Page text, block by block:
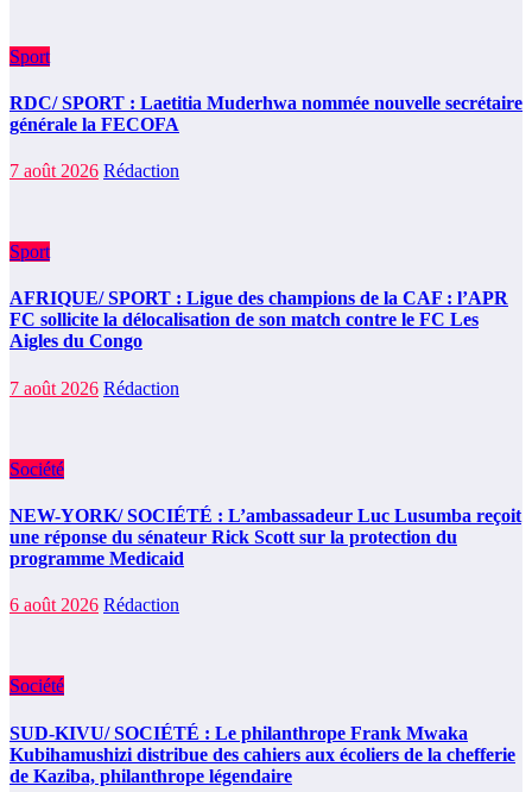
Sport
RDC/ SPORT : Laetitia Muderhwa nommée nouvelle secrétaire
générale la FECOFA
7 août 2026 Rédaction
Sport
AFRIQUE/ SPORT : Ligue des champions de la CAF : l’APR
FC sollicite la délocalisation de son match contre le FC Les
Aigles du Congo
7 août 2026 Rédaction
Société
NEW-YORK/ SOCIÉTÉ : L’ambassadeur Luc Lusumba reçoit
une réponse du sénateur Rick Scott sur la protection du
programme Medicaid
6 août 2026 Rédaction
Société
SUD-KIVU/ SOCIÉTÉ : Le philanthrope Frank Mwaka
Kubihamushizi distribue des cahiers aux écoliers de la chefferie
de Kaziba, philanthrope légendaire